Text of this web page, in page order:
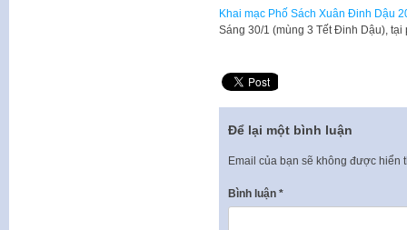
Khai mạc Phố Sách Xuân Đinh Dậu
Sáng 30/1 (mùng 3 Tết Đinh Dậu),
Để lại một bình luận
Email của bạn sẽ không được hiển
Bình luận *